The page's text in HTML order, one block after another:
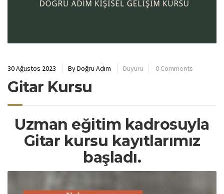
30 Ağustos 2023 ByDoğru Adım Duyuru 0 Comments
Gitar Kursu
Uzman eğitim kadrosuyla
Gitar kursu kayıtlarımız
başladı.